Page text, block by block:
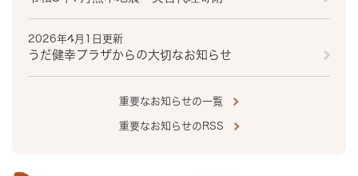
2026年4月1日更新
うだ健幸プラザからの大切なお知らせ
重要なお知らせの一覧
重要なお知らせのRSS